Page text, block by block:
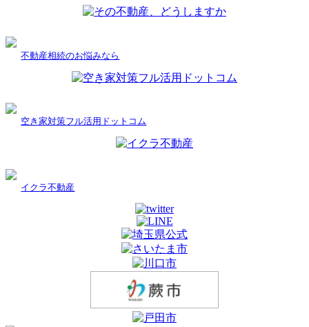
不動産相続のお悩みなら
空き家対策フル活用ドットコム
イクラ不動産